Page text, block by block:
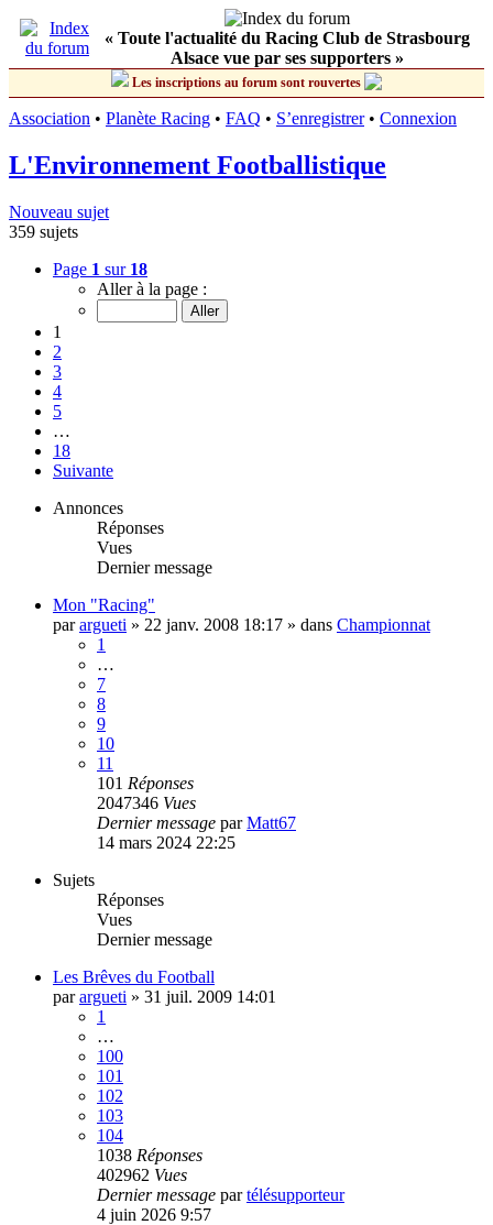
« Toute l'actualité du Racing Club de Strasbourg
Alsace vue par ses supporters »
Les inscriptions au forum sont rouvertes
Association • Planète Racing • FAQ • S’enregistrer• Connexion
L'Environnement Footballistique
Nouveau sujet
359 sujets
Page 1 sur 18
Aller à la page :
1
2
3
4
5
…
18
Suivante
Annonces
Réponses
Vues
Dernier message
Mon "Racing"
parargueti » 22 janv. 2008 18:17 » dans Championnat
1
…
7
8
9
10
11
101 Réponses
2047346 Vues
Dernier message parMatt67
14 mars 2024 22:25
Sujets
Réponses
Vues
Dernier message
Les Brêves du Football
parargueti » 31 juil. 2009 14:01
1
…
100
101
102
103
104
1038 Réponses
402962 Vues
Dernier message partélésupporteur
4 juin 2026 9:57